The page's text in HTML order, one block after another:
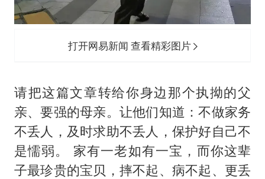
打开网易新闻 查看精彩图片
请把这篇文章转给你身边那个执拗的父
亲、要强的母亲。让他们知道：不做家务
不丢人，及时求助不丢人，保护好自己不
是懦弱。 家有一老如有一宝，而你这辈
子最珍贵的宝贝，摔不起、病不起、更丢